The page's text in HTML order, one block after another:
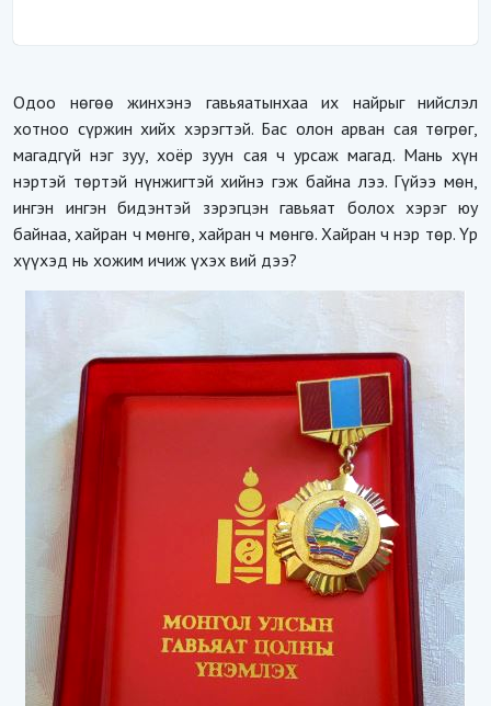
Одоо нөгөө жинхэнэ гавьяатынхаа их найрыг нийслэл
хотноо сүржин хийх хэрэгтэй. Бас олон арван сая төгрөг,
магадгүй нэг зуу, хоёр зуун сая ч урсаж магад. Мань хүн
нэртэй төртэй нүнжигтэй хийнэ гэж байна лээ. Гүйээ мөн,
ингэн ингэн бидэнтэй зэрэгцэн гавьяат болох хэрэг юу
байнаа, хайран ч мөнгө, хайран ч мөнгө. Хайран ч нэр төр. Үр
хүүхэд нь хожим ичиж үхэх вий дээ?